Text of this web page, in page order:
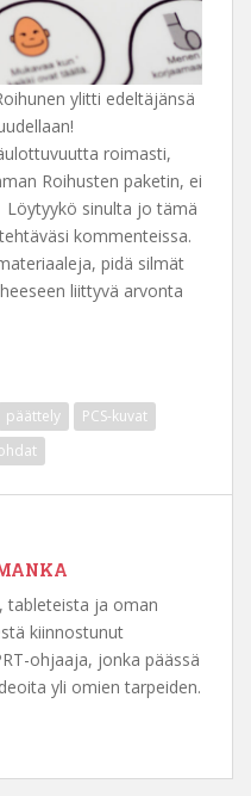
ylitti edeltäjänsä
roimasti,
Roihusten paketin, ei
sinulta jo tämä
kommenteissa.
pidä silmät
liittyvä arvonta
päättely
PCS-kuvat
tableteista ja oman
kiinnostunut
ohjaaja, jonka päässä
yli omien tarpeiden.